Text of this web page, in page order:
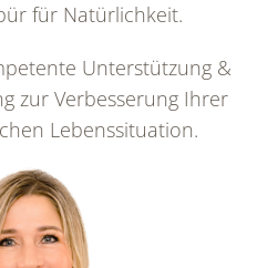
für Natürlichkeit.
Unterstützung &
zur Verbesserung Ihrer
Lebenssituation.